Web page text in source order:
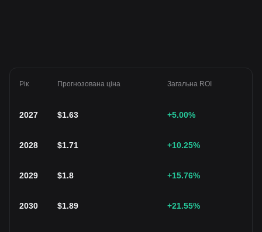
Рік Прогнозована ціна Загальна ROI
2027 $1.63 +5.00%
2028 $1.71 +10.25%
2029 $1.8 +15.76%
2030 $1.89 +21.55%